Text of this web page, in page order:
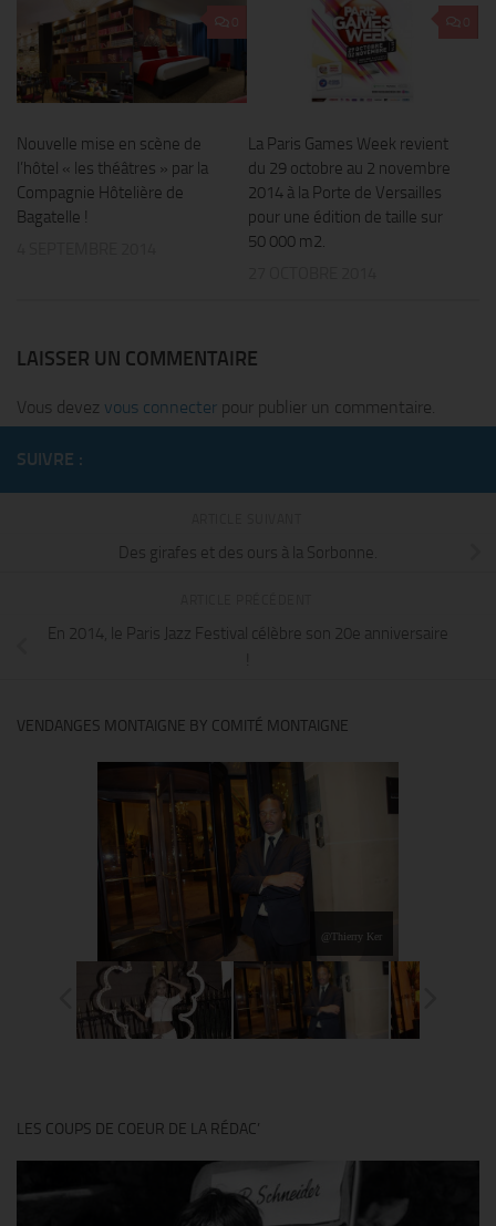
Nouvelle mise en scène de
l’hôtel « les théâtres » par la
Compagnie Hôtelière de
Bagatelle !
La Paris Games Week revient
du 29 octobre au 2 novembre
2014 à la Porte de Versailles
pour une édition de taille sur
50 000 m2.
LAISSER UN COMMENTAIRE
Vous devez vous connecter pour publier un commentaire.
SUIVRE :
Des girafes et des ours à la Sorbonne.
En 2014, le Paris Jazz Festival célèbre son 20e anniversaire
VENDANGES MONTAIGNE BY COMITÉ MONTAIGNE
@Thierry Ker
LES COUPS DE COEUR DE LA RÉDAC’